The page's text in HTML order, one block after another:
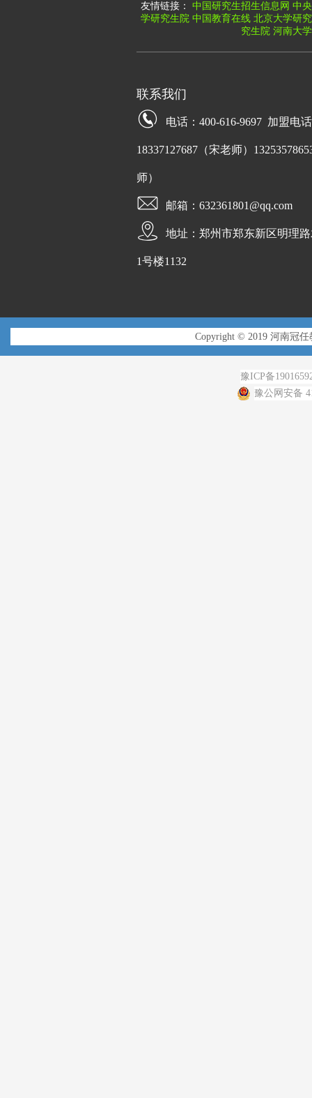
友情链接： 中国研究生招生信息网 中
学研究生院 中国教育在线 北京大学研
究生院 河南大
联系我们
电话：400-616-9697 加盟电
18337127687（宋老师）
师）
邮箱：632361801@qq.com
地址：郑州市郑东新区明理
1号楼1132
Copyright © 2019 河南冠任
豫ICP备
豫公网安备